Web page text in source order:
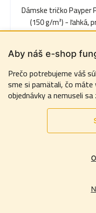
Aby náš e-shop
Prečo potrebujeme váš
sme si pamätali, čo
objednávky a nemuseli
Dámske tričko Payper
(150 g/m²) - ľahká,
Biela
Čierna